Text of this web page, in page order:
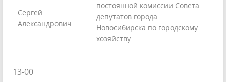
Сергей
Александрович
постоянной комиссии Совета
депутатов города
Новосибирска по городскому
хозяйству
13-00